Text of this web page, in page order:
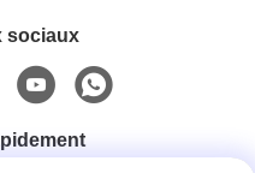
sociaux